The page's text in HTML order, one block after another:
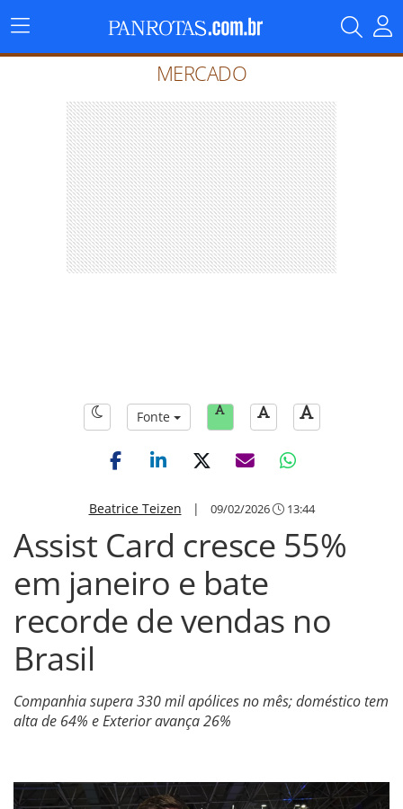
Menu
Principal
MERCADO
Fonte
Beatrice Teizen | 09/02/2026 13:44
Assist Card cresce 55%
em janeiro e bate
recorde de vendas no
Brasil
Companhia supera 330 mil apólices no mês; doméstico tem
alta de 64% e Exterior avança 26%